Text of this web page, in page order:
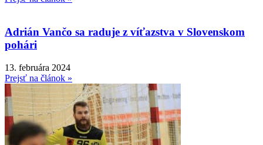
Adrián Vančo sa raduje z víťazstva v Slovenskom
pohári
13. februára 2024
Prejsť na článok »